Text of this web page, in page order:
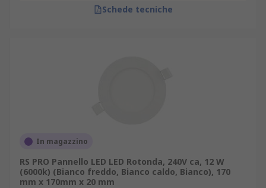
Schede tecniche
In magazzino
RS PRO Pannello LED LED Rotonda, 240V ca, 12 W
(6000k) (Bianco freddo, Bianco caldo, Bianco), 170
mm x 170mm x 20 mm